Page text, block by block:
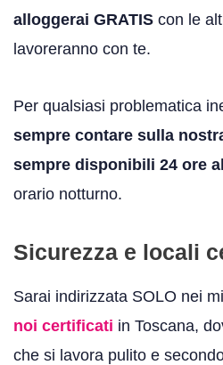
alloggerai GRATIS con le
lavoreranno con te.
Per qualsiasi problematica
sempre contare sulla
sempre disponibili 24 ore
orario notturno.
Sicurezza e locali
Sarai indirizzata SOLO nei
noi certificati in Toscana,
che si lavora pulito e